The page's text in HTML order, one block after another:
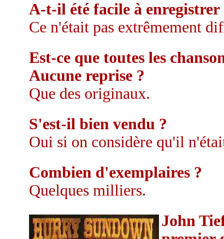
A-t-il été facile à enregistrer
Ce n'était pas extrêmement
Est-ce que toutes les
Aucune reprise ?
Que des originaux.
S'est-il bien vendu ?
Oui si on considère qu'il
Combien d'exemplaires ?
Quelques milliers.
John